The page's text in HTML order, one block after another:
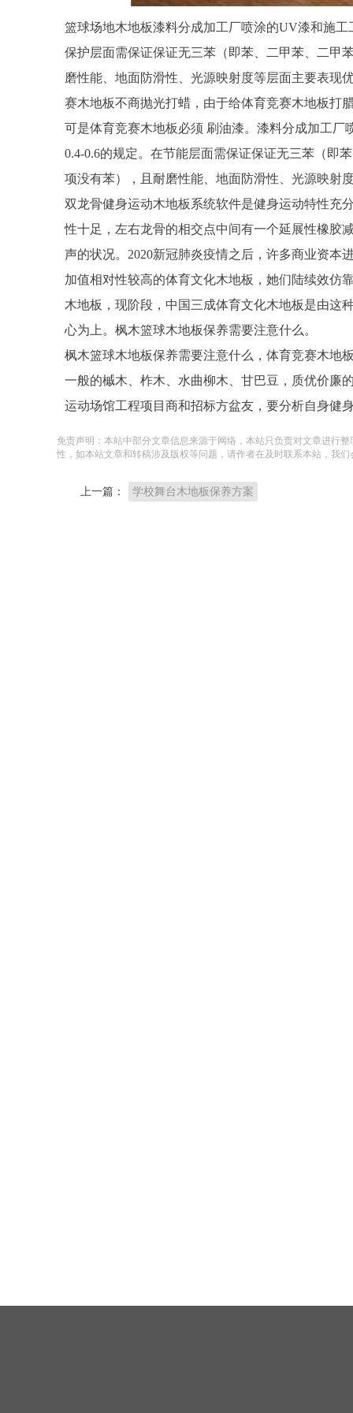
篮球场地木地板漆料分成加工厂喷涂的UV漆和施
保护层面需保证保证无三苯（即苯、二甲苯、二甲
磨性能、地面防滑性、光源映射度等层面主要表现
赛木地板不商抛光打蜡，由于给体育竞赛木地板打
可是体育竞赛木地板必须 刷油漆。漆料分成加工
0.4-0.6的规定。在节能层面需保证保证无三苯（即
项没有苯），且耐磨性能、地面防滑性、光源映射
双龙骨健身运动木地板系统软件是健身运动特性充
性十足，左右龙骨的相交点中间有一个延展性橡胶
声的状况。2020新冠肺炎疫情之后，许多商业资本
加值相对性较高的体育文化木地板，她们陆续效仿
木地板，现阶段，中国三成体育文化木地板是由这
心为上。枫木篮球木地板保养需要注意什么。
枫木篮球木地板保养需要注意什么，体育竞赛木地
一般的槭木、柞木、水曲柳木、甘巴豆，质优价廉
运动场馆工程项目商和招标方盆友，要分析自身健
免责声明：本站中部分文章信息来源于网络，本站只负责对文章进行
性，如本站文章和转稿涉及版权等问题，请作者在及时联系本站，我
上一篇： 学校舞台木地板保养方案